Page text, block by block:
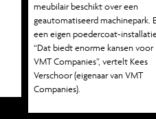
meubilair beschikt over een
geautomatiseerd machinepark.
een eigen poedercoat-
“Dat biedt enorme kansen voor
VMT Companies”, vertelt Kees
Verschoor (eigenaar van VMT
Companies).